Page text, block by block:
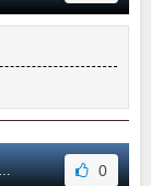
0